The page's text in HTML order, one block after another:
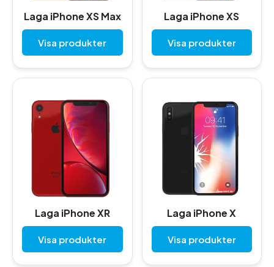
Laga iPhone XS Max
Visa produkter
Laga iPhone XS
Visa produkter
Laga iPhone XR
Visa produkter
Laga iPhone X
Visa produkter